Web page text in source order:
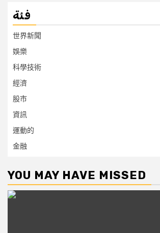
فئة
世界新聞
娛樂
科學技術
經濟
股市
資訊
運動的
金融
YOU MAY HAVE MISSED